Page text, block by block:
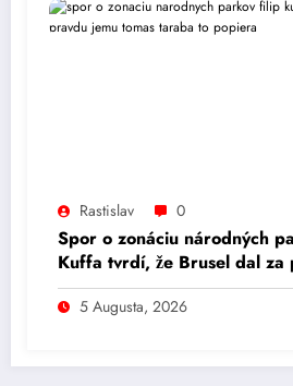
Rastislav 0
Spor o zonáciu národných
Kuffa tvrdí, že Brusel dal za
Tomáš Taraba to popiera
5 Augusta, 2026